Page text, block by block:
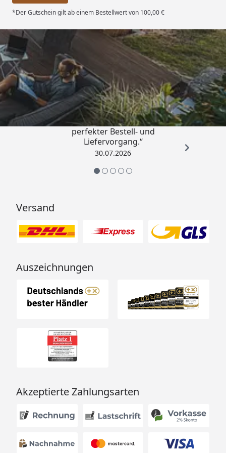
Wolff Finnhaus Saunahaus Sontje 3323
Wolff Finnhaus Saunahaus Sontje 3323
Montageanleitung
Wolff Finnhaus Saunahaus Sontje 3323
Fundamentplan
*Der Gutschein gilt ab einem Bestellwert von 100,00 €
Trusted Shops
4,76/ 5
„Qualitativ sehr gute Ware und ein
perfekter Bestell- und
Liefervorgang.“
30.07.2026
Versand
Auszeichnungen
Akzeptierte Zahlungsarten